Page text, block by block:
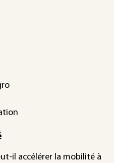
il accélérer la mobilité à